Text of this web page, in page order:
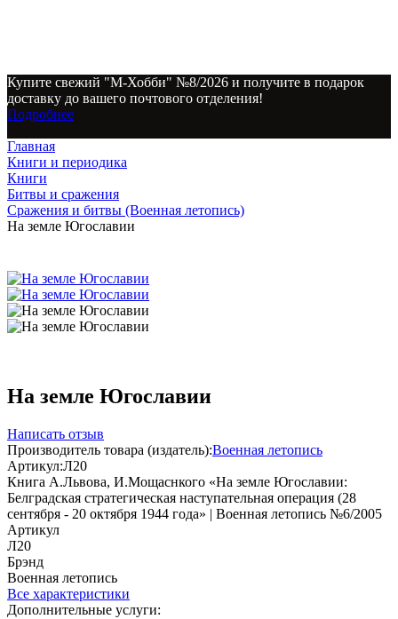
Купите свежий "М-Хобби" №8/2026 и получите в подарок
доставку до вашего почтового отделения!
Подробнее
Главная
Книги и периодика
Книги
Битвы и сражения
Сражения и битвы (Военная летопись)
На земле Югославии
На земле Югославии
Написать отзыв
Производитель товара (издатель):Военная летопись
Артикул:Л20
Книга А.Львова, И.Мощаснкого «На земле Югославии:
Белградская стратегическая наступательная операция (28
сентября - 20 октября 1944 года» | Военная летопись №6/2005
Артикул
Л20
Брэнд
Военная летопись
Все характеристики
Дополнительные услуги: